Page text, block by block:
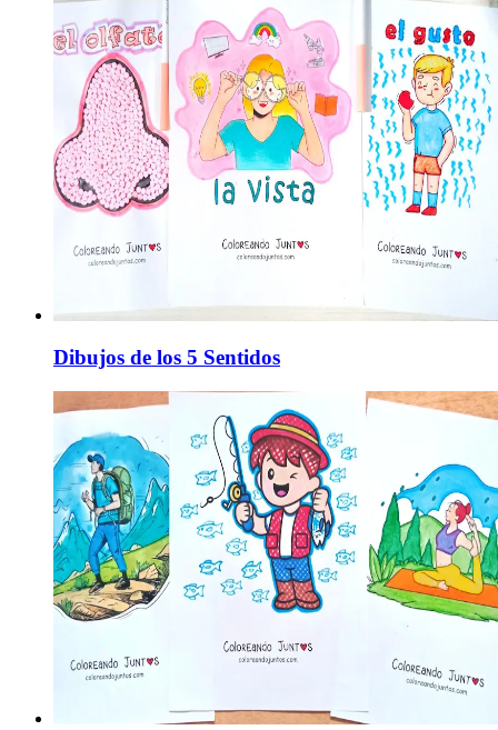
Dibujos de los 5 Sentidos